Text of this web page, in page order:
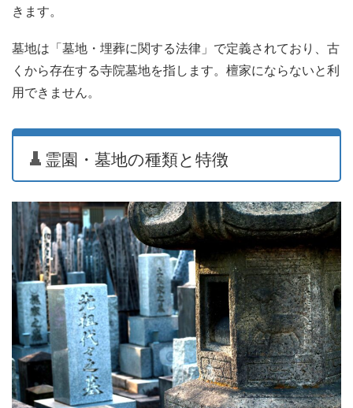
きます。
墓地は「墓地・埋葬に関する法律」で定義されており、古
くから存在する寺院墓地を指します。檀家にならないと利
用できません。
霊園・墓地の種類と特徴